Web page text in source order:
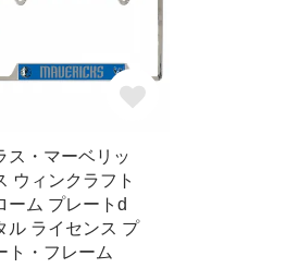
ス・マーベリッ
ウィンクラフト
ーム プレートd
ル ライセンス プ
ト・フレーム